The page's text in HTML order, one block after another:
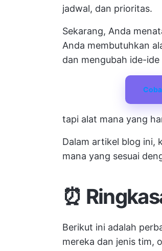
jadwal, dan prioritas.
Sekarang, Anda
Anda membutuhkan
dan mengubah ide-
tapi alat mana yang
Dalam artikel blog ini,
mana yang sesuai
⏰
Berikut ini adalah
mereka dan jenis tim,